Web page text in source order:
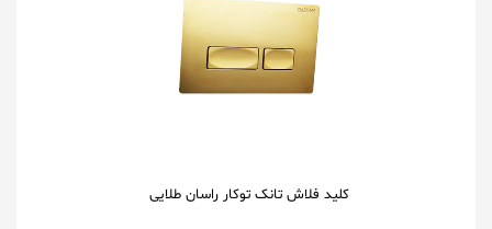
کلید فلاش تانک توکار راسان طلایی